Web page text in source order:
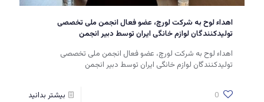
اهداء لوح به شرکت لورچ، عضو فعال انجمن ملی تخصصی
تولیدکنندگان لوازم خانگی ایران توسط دبیر انجمن
اهداء لوح به شرکت لورچ، عضو فعال انجمن ملی تخصصی
تولیدکنندگان لوازم خانگی ایران توسط دبیر انجمن
0 بیشتر بدانید